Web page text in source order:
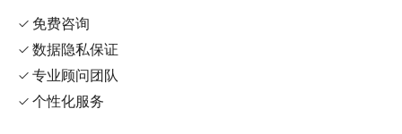
✓ 免费咨询
✓ 数据隐私保证
✓ 专业顾问团队
✓ 个性化服务